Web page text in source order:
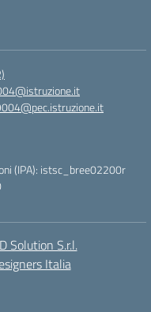
(IPA): istsc_bree02200r
Solution S.r.l.
Italia